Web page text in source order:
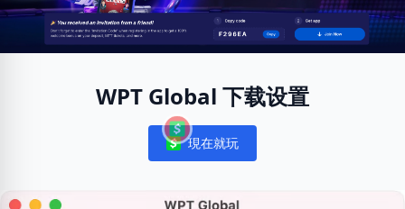
WPT Global 下载设置
Notifications
現在就玩